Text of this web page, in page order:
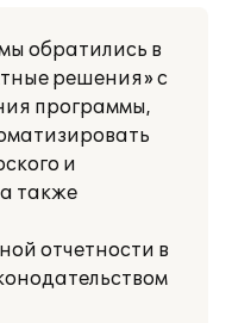
обратились в
решения» с
программы,
и
также
отчетности в